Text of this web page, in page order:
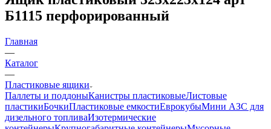
Б1115 перфорированный
Главная
—
Каталог
—
Пластиковые ящики
Паллеты и поддоныКанистры пластиковыеЛистовые
пластикиБочкиПластиковые емкостиЕврокубыМини АЗС для
дизельного топливаИзотермические